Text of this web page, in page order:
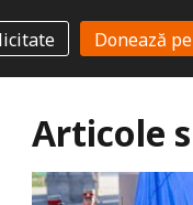
Donează
Articole